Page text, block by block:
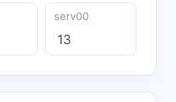
serv00
13